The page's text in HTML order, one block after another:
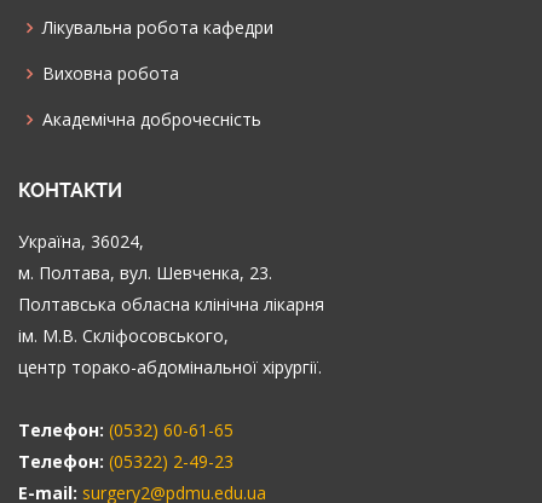
Лікувальна робота кафедри
Виховна робота
Академічна доброчесність
КОНТАКТИ
Україна, 36024,
м. Полтава, вул. Шевченка, 23.
Полтавська обласна клінічна лікарня
ім. М.В. Скліфосовського,
центр торако-абдомінальної хірургії.
Телефон: (0532) 60-61-65
Телефон: (05322) 2-49-23
E-mail: surgery2@pdmu.edu.ua